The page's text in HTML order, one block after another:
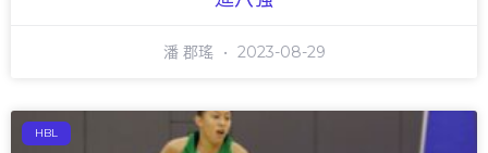
潘 郡瑤 2023-08-29
HBL